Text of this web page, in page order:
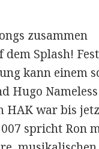
zusammen
dem Splash!
kann einem
Hugo
HAK war bis
spricht Ron